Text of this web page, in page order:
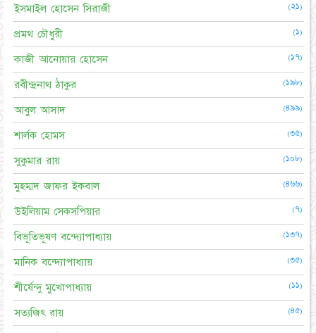
ইসমাইল হোসেন সিরাজী (২১)
প্রমথ চৌধুরী (১)
কাজী আনোয়ার হোসেন (১৭)
রবীন্দ্রনাথ ঠাকুর (১৯৮)
আবুল আসাদ (৪৯৯)
শার্লক হোমস (৩৫)
সুকুমার রায় (১০৮)
মুহম্মদ জাফর ইকবাল (৪৬৬)
উইলিয়াম সেকসপিয়ার (৭)
বিভূতিভূষণ বন্দ্যোপাধ্যায় (১৩৭)
মানিক বন্দ্যোপাধ্যায় (৩৫)
শীর্ষেন্দু মুখোপাধ্যায় (১১)
সত্যজিৎ রায় (৪৫)